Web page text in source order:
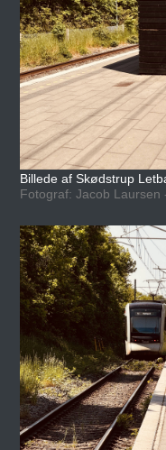
Billede af Skødstrup
Fotograf: Jacob Laursen